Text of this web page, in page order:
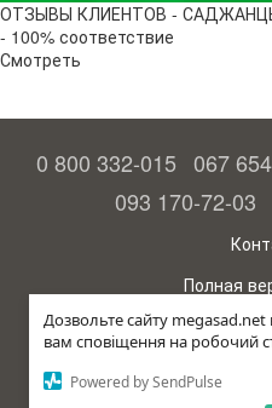
Дозвольте сайту megasad.net
вам сповіщення на робочий
Powered by SendPulse
ОТЗЫВЫ КЛИЕНТОВ -
- 100% соответствие
Смотреть
0 800 332-015 067
093 170-72-03
Полная
©
Megasad -